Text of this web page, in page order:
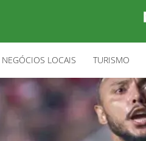
NEGÓCIOS LOCAIS TURISMO